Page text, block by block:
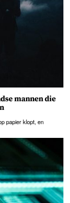
mannen die
papier klopt, en